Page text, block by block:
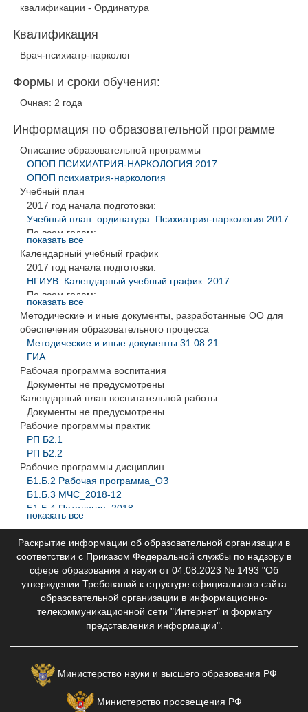
квалификации - Ординатура
Квалификация
Врач-психиатр-нарколог
Формы и сроки обучения:
Очная: 2 года
Информация по образовательной программе
Описание образовательной программы
ОПОП ПСИХИАТРИЯ-НАРКОЛОГИЯ 2017
ОПОП психиатрия-наркология
Учебный план
2017 год начала подготовки:
Учебный план_ординатура_Психиатрия-наркология 2017
По всем годам:
УП, КУГ Психиатрия-наркология
показать все
Календарный учебный график
2017 год начала подготовки:
НГИУВ_Календарный учебный график_2017
По всем годам:
УП, КУГ Психиатрия-наркология
показать все
Методические и иные документы, разработанные ОО для
обеспечения образовательного процесса
Методические и иные документы 31.08.21
ГИА
Рабочая программа воспитания
Документы не предусмотрены
Календарный план воспитательной работы
Документы не предусмотрены
Рабочие программы практик
РП Б2.1
РП Б2.2
Рабочие программы дисциплин
Б1.Б.2 Рабочая программа_ОЗ
Б1.Б.3 МЧС_2018-12
Б1.Б.4 Патология_2018
Б1.Б.5_Педагогика_2018
Б1.В.ОД.2 Острые и неотл состояния
Б1.В.ОД.3 ЭВН_12
Б1.Б.1 психиатрия-наркология
Б1.В.ДВ.1.1
Б1.В.ДВ.1.2
показать все
Раскрытие информации об образовательной организации в
соответствии с Приказом Федеральной службы по надзору в
сфере образования и науки от 04.08.2023 № 1493 "Об
утверждении Требований к структуре официального сайта
образовательной организации в информационно-
телекоммуникационной сети "Интернет" и формату
представления информации".
Министерство науки и высшего образования РФ
Министерство просвещения РФ